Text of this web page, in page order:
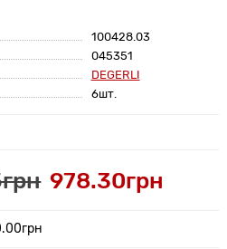
100428.03
045351
DEGERLI
6шт.
978.30грн